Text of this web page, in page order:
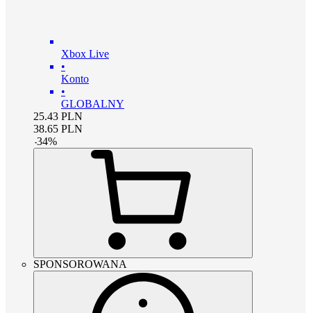
Xbox Live
•
Konto
•
GLOBALNY
25.43 PLN
38.65 PLN
-34%
SPONSOROWANA